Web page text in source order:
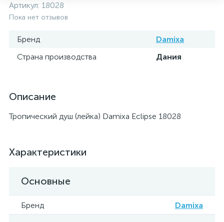
Артикул: 18028
Пока нет отзывов
Бренд
Damixa
Страна производства
Дания
Описание
Тропический душ (лейка) Damixa Eclipse 18028
Характеристики
Основные
Бренд Damixa